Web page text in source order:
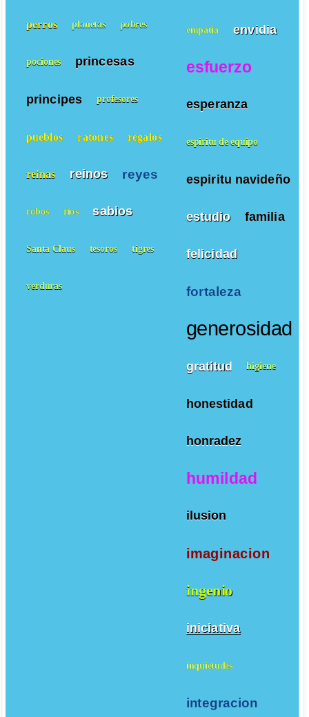
empatía envidia
esfuerzo
esperanza
espiritu de equipo
espiritu navideño
estudio familia
felicidad
fortaleza
generosidad
gratitud higiene
honestidad
honradez
humildad
ilusion
imaginacion
ingenio
iniciativa
inquietudes
integracion
perros planetas pobres
pociones princesas
principes profesores
pueblos ratones regalos
reinas reinos reyes
robos ríos sabios
Santa Claus tesoros tigres
verduras